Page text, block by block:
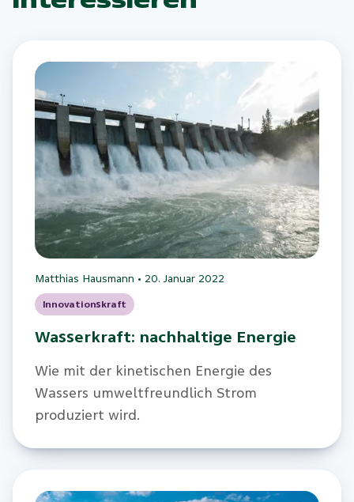
Matthias Hausmann • 20. Januar 2022
Innovationskraft
Wasserkraft: nachhaltige Energie
Wie mit der kinetischen Energie des
Wassers umweltfreundlich Strom
produziert wird.